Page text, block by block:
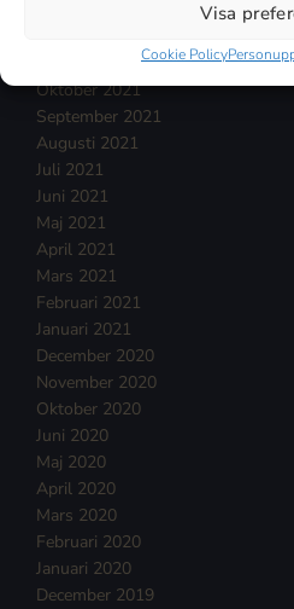
Visa
Cookie Policy
November 2021
Oktober 2021
September 2021
Augusti 2021
Juli 2021
Juni 2021
Maj 2021
April 2021
Mars 2021
Februari 2021
Januari 2021
December 2020
November 2020
Oktober 2020
Juni 2020
Maj 2020
April 2020
Mars 2020
Februari 2020
Januari 2020
December 2019